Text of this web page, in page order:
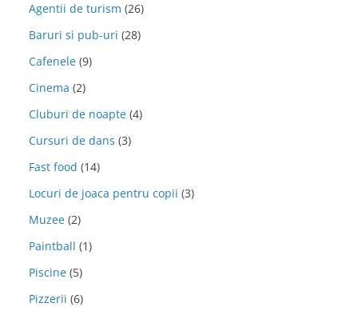
Agentii de turism (26)
Baruri si pub-uri (28)
Cafenele (9)
Cinema (2)
Cluburi de noapte (4)
Cursuri de dans (3)
Fast food (14)
Locuri de joaca pentru copii (3)
Muzee (2)
Paintball (1)
Piscine (5)
Pizzerii (6)